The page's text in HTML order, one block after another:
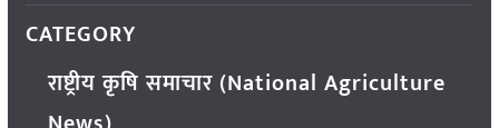
CATEGORY
राष्ट्रीय कृषि समाचार (National Agriculture